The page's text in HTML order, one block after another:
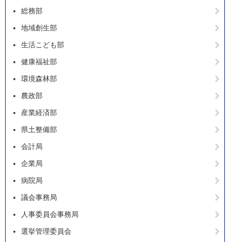
総務部
地域創生部
生活こども部
健康福祉部
環境森林部
農政部
産業経済部
県土整備部
会計局
企業局
病院局
議会事務局
人事委員会事務局
選挙管理委員会